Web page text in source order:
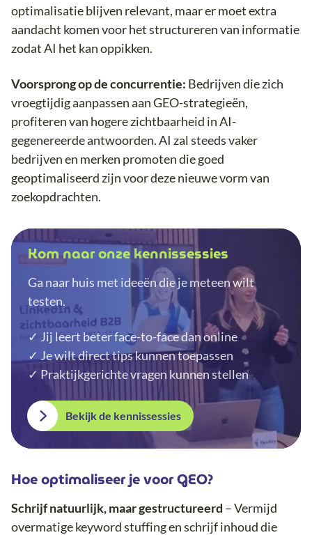
optimalisatie blijven relevant, maar er moet extra
aandacht komen voor het structureren van informatie
zodat AI het kan oppikken.
Voorsprong op de concurrentie: Bedrijven die zich
vroegtijdig aanpassen aan GEO-strategieën,
profiteren van hogere zichtbaarheid in AI-
gegenereerde antwoorden. AI zal steeds vaker
bedrijven en merken promoten die goed
geoptimaliseerd zijn voor deze nieuwe vorm van
zoekopdrachten.
Kom naar onze kennissessies
Ga naar huis met ideeën die je meteen wilt
testen.
✓ Jij leert beter face-to-face dan online
✓ Je wilt direct tips kunnen toepassen
✓ Praktijkgerichte vragen kunnen stellen
Bekijk de kennissessies
Hoe optimaliseer je voor GEO?
Schrijf natuurlijk, maar gestructureerd – Vermijd
overmatige keyword stuffing en schrijf inhoud die